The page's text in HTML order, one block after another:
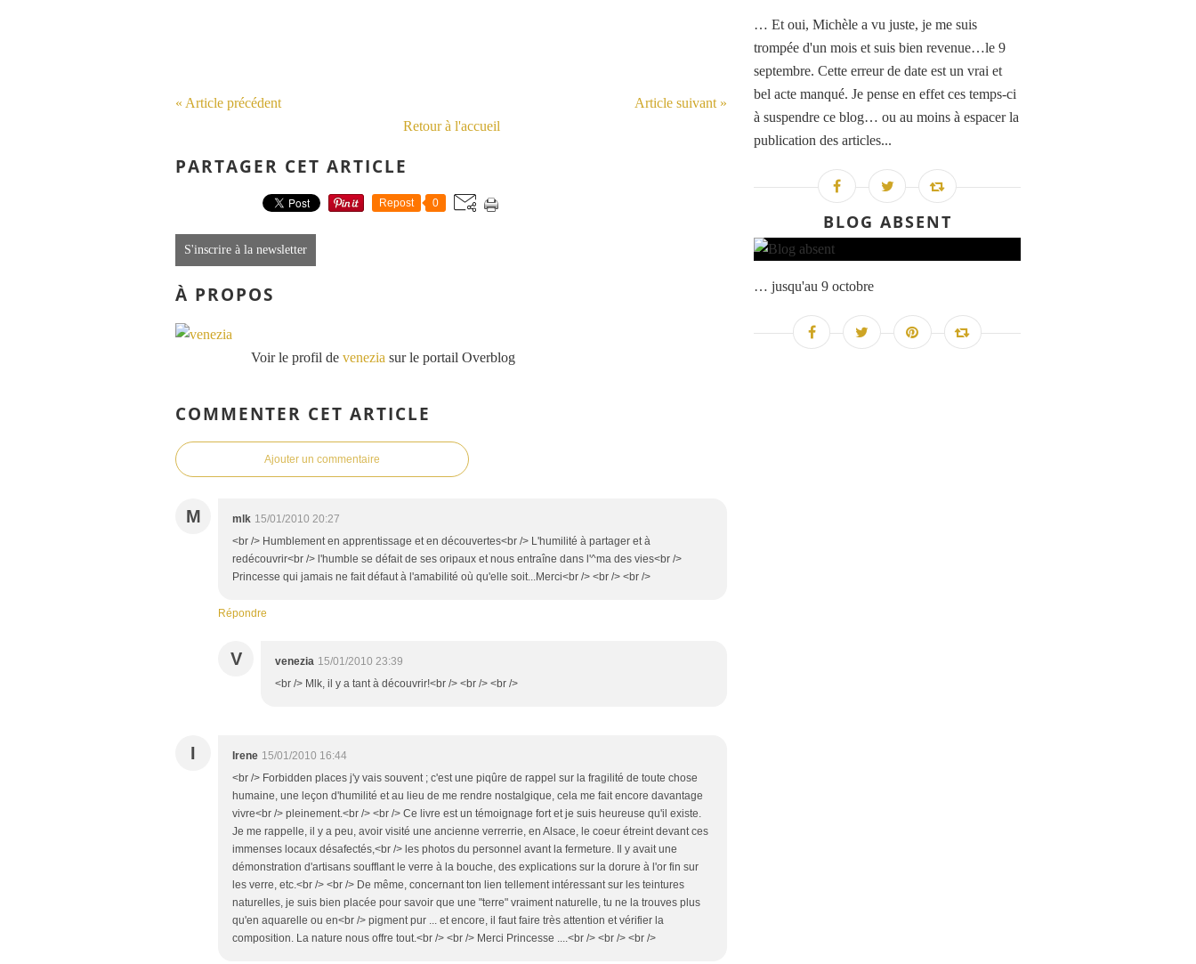
« Article précédent
Article suivant »
Retour à l'accueil
PARTAGER CET ARTICLE
Repost 0
S'inscrire à la newsletter
À PROPOS
Voir le profil de venezia sur le portail Overblog
COMMENTER CET ARTICLE
Ajouter un commentaire
M mlk 15/01/2010 20:27
<br /> Humblement en apprentissage et en découvertes<br /> L'humilité à partager et à
redécouvrir<br /> l'humble se défait de ses oripaux et nous entraîne dans l'^ma des vies<br />
Princesse qui jamais ne fait défaut à l'amabilité où qu'elle soit...Merci<br /> <br /> <br />
Répondre
V venezia 15/01/2010 23:39
<br /> Mlk, il y a tant à découvrir!<br /> <br /> <br />
I Irene 15/01/2010 16:44
<br /> Forbidden places j'y vais souvent ; c'est une piqûre de rappel sur la fragilité de toute chose
humaine, une leçon d'humilité et au lieu de me rendre nostalgique, cela me fait encore davantage
vivre<br /> pleinement.<br /> <br /> Ce livre est un témoignage fort et je suis heureuse qu'il existe.
Je me rappelle, il y a peu, avoir visité une ancienne verrerrie, en Alsace, le coeur étreint devant ces
immenses locaux désafectés,<br /> les photos du personnel avant la fermeture. Il y avait une
démonstration d'artisans soufflant le verre à la bouche, des explications sur la dorure à l'or fin sur
les verre, etc.<br /> <br /> De même, concernant ton lien tellement intéressant sur les teintures
naturelles, je suis bien placée pour savoir que une "terre" vraiment naturelle, tu ne la trouves plus
qu'en aquarelle ou en<br /> pigment pur ... et encore, il faut faire très attention et vérifier la
composition. La nature nous offre tout.<br /> <br /> Merci Princesse ....<br /> <br /> <br />
… Et oui, Michèle a vu juste, je me suis
trompée d'un mois et suis bien revenue…le 9
septembre. Cette erreur de date est un vrai et
bel acte manqué. Je pense en effet ces temps-ci
à suspendre ce blog… ou au moins à espacer la
publication des articles...
BLOG ABSENT
… jusqu'au 9 octobre